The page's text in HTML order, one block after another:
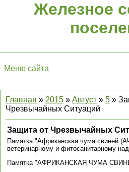
Железное
Меню сайта
Главная » 2015 » Август » 5 »
Чрезвычайных Ситуаций
Защита от Чрезвычайных
Памятка "Африканская чума свиней
ветеринарному и фитосанитарному
Памятка "АФРИКАНСКАЯ ЧУМА